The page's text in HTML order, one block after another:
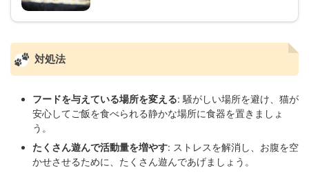
対処法
フードを与えている場所を変える: 騒がしい場所を避け、猫が
安心してご飯を食べられる静かな場所に食器を置きましょ
う。
たくさん遊んで活動量を増やす: ストレスを解消し、お腹を空
かせさせるために、たくさん遊んであげましょう。